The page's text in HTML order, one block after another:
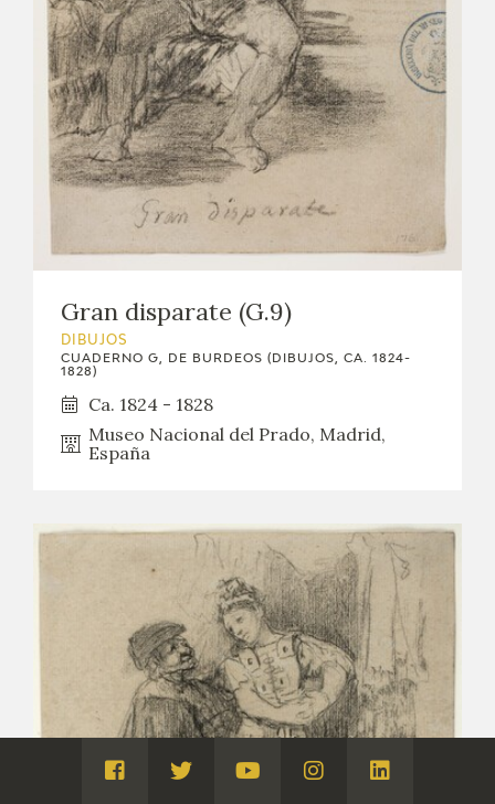
Gran disparate (G.9)
DIBUJOS
CUADERNO G, DE BURDEOS (DIBUJOS, CA. 1824-
1828)
Ca. 1824 - 1828
Museo Nacional del Prado, Madrid,
España
Visita
Visita
Visita
Visita
Visita